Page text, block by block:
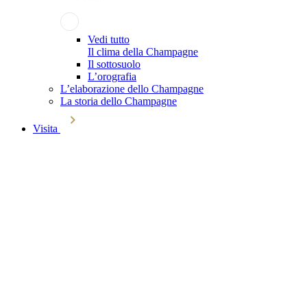
Vedi tutto
Il clima della Champagne
Il sottosuolo
L’orografia
L’elaborazione dello Champagne
La storia dello Champagne
Visita